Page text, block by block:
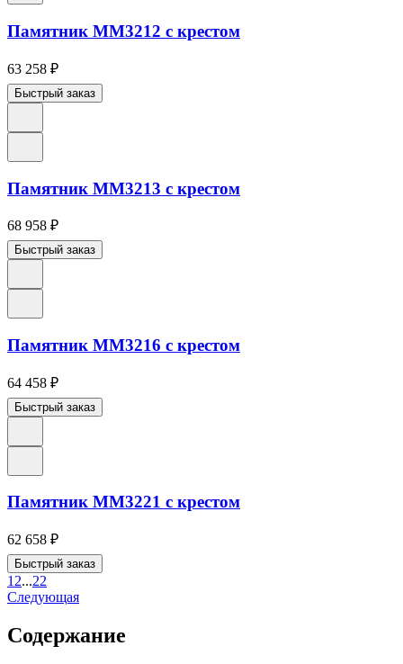
Памятник ММ3212 с крестом
63 258 ₽
Быстрый заказ
Памятник ММ3213 с крестом
68 958 ₽
Быстрый заказ
Памятник ММ3216 с крестом
64 458 ₽
Быстрый заказ
Памятник ММ3221 с крестом
62 658 ₽
Быстрый заказ
1 2...22
Следующая
Содержание